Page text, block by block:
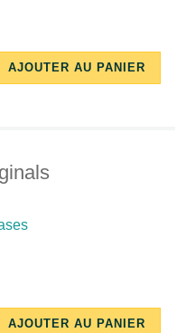
AJOUTER AU PANIER
17/2018
27/2018
AJOUTER AU PANIER
17/2018
27/2018